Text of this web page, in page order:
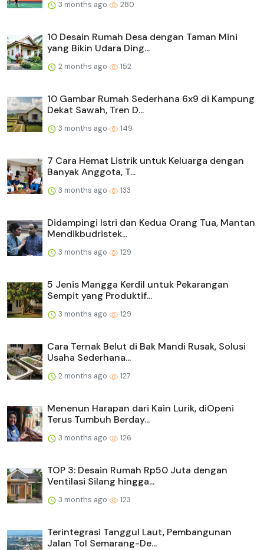
3 months ago 280
10 Desain Rumah Desa dengan Taman Mini
yang Bikin Udara Ding...
2 months ago 152
10 Gambar Rumah Sederhana 6x9 di Kampung
Dekat Sawah, Tren D...
3 months ago 149
7 Cara Hemat Listrik untuk Keluarga dengan
Banyak Anggota, T...
3 months ago 133
Didampingi Istri dan Kedua Orang Tua, Mantan
Mendikbudristek...
3 months ago 129
5 Jenis Mangga Kerdil untuk Pekarangan
Sempit yang Produktif...
3 months ago 129
Cara Ternak Belut di Bak Mandi Rusak, Solusi
Usaha Sederhana...
2 months ago 127
Menenun Harapan dari Kain Lurik, diOpeni
Terus Tumbuh Berday...
3 months ago 126
TOP 3: Desain Rumah Rp50 Juta dengan
Ventilasi Silang hingga...
3 months ago 123
Terintegrasi Tanggul Laut, Pembangunan
Jalan Tol Semarang-De...